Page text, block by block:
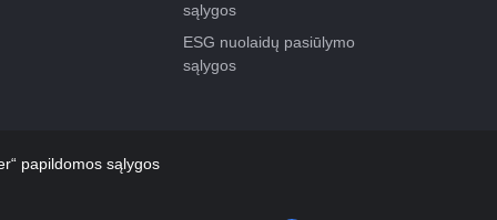
sąlygos
ESG nuolaidų pasiūlymo
sąlygos
papildomos sąlygos